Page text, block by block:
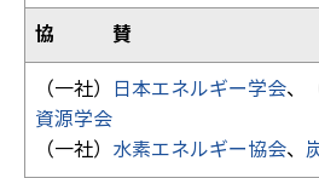
協 賛
（一社） 日本エネルギー学会、
資源学会
（一社） 水素エネルギー協会、